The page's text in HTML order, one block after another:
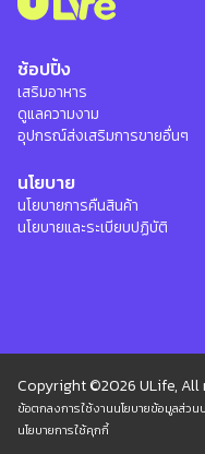
ช้อปปิ้ง
เสริมอาหาร
ดูแลความงาม
อุปกรณ์ส่งเสริมการขายอื่นๆ
นโยบาย
นโยบายการคืนสินค้า
นโยบายและระเบียบปฏิบัติ
Copyright ©2026 ULife, All
ข้อตกลงการใช้งานนโยบายข้อมูลส่วน
นโยบายการใช้คุกกี้